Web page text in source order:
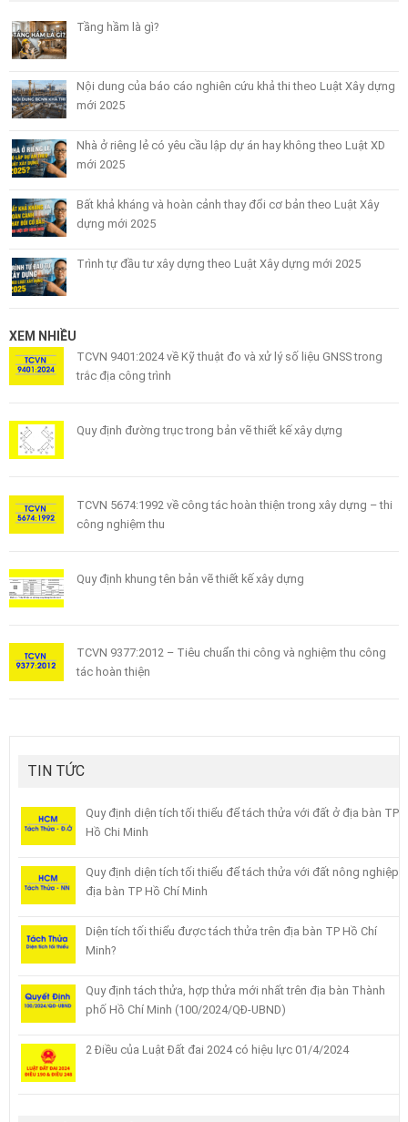
Tầng hầm là gì?
Nội dung của báo cáo nghiên cứu khả thi theo Luật Xây dựng
mới 2025
Nhà ở riêng lẻ có yêu cầu lập dự án hay không theo Luật XD
mới 2025
Bất khả kháng và hoàn cảnh thay đổi cơ bản theo Luật Xây
dựng mới 2025
Trình tự đầu tư xây dựng theo Luật Xây dựng mới 2025
XEM NHIỀU
TCVN 9401:2024 về Kỹ thuật đo và xử lý số liệu GNSS trong
trắc địa công trình
Quy định đường trục trong bản vẽ thiết kế xây dựng
TCVN 5674:1992 về công tác hoàn thiện trong xây dựng – thi
công nghiệm thu
Quy định khung tên bản vẽ thiết kế xây dựng
TCVN 9377:2012 – Tiêu chuẩn thi công và nghiệm thu công
tác hoàn thiện
TIN TỨC
Quy định diện tích tối thiểu để tách thửa với đất ở địa bàn TP
Hồ Chi Minh
Quy định diện tích tối thiểu để tách thửa với đất nông nghiệp
địa bàn TP Hồ Chí Minh
Diện tích tối thiểu được tách thửa trên địa bàn TP Hồ Chí
Minh?
Quy định tách thửa, hợp thửa mới nhất trên địa bàn Thành
phố Hồ Chí Minh (100/2024/QĐ-UBND)
2 Điều của Luật Đất đai 2024 có hiệu lực 01/4/2024